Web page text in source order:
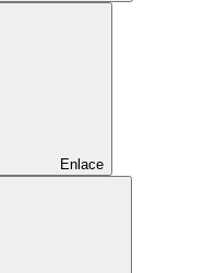
Enlace